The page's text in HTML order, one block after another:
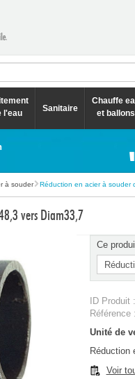
l'eau
Sanitaire
Chauffe
et ballons
à souder Réduction en acier à souder
vers Diam33,7
Ce
ID Produit
Unité de
Réduction
Voir